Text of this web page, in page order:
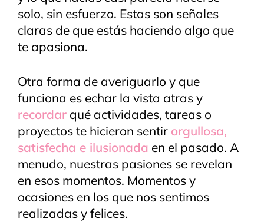
solo, sin esfuerzo. Estas son señales
claras de que estás haciendo algo que
te apasiona.
Otra forma de averiguarlo y que
funciona es echar la vista atras y
recordar qué actividades, tareas o
proyectos te hicieron sentir orgullosa,
satisfecha e ilusionada en el pasado. A
menudo, nuestras pasiones se revelan
en esos momentos. Momentos y
ocasiones en los que nos sentimos
realizadas y felices.